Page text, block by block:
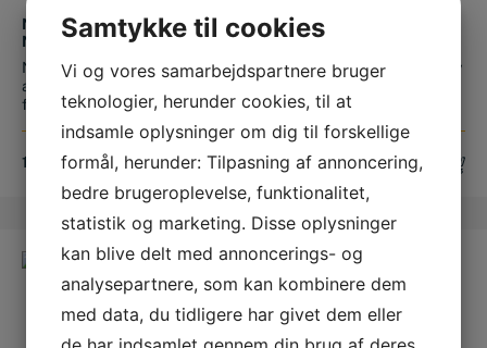
NOGA AFGRATERSÆT
NG1003
NOGA NG1003
afgratersæt kan klare de
fleste opgaver. NG1...
124,00DKK
NOGA AFGRATERSÆT
NG 3003
NOGA NG3003 heavy duty
afgratersæt NG3003
afgratningssæ...
175,00DKK
Samtykke til cookies
Vi og vores samarbejdspartnere bruger
teknologier, herunder cookies, til at
indsamle oplysninger om dig til forskellige
formål, herunder: Tilpasning af annoncering,
bedre brugeroplevelse, funktionalitet,
statistik og marketing. Disse oplysninger
kan blive delt med annoncerings- og
analysepartnere, som kan kombinere dem
med data, du tidligere har givet dem eller